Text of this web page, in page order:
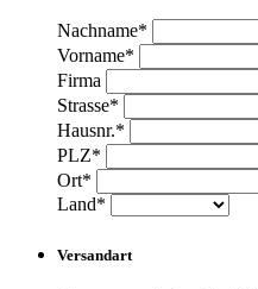
Nachname*
Vorname*
Firma
Strasse*
Hausnr.*
PLZ*
Ort*
Land*
Versandart